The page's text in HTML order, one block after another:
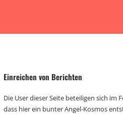
Einreichen von Berichten
Die User dieser Seite beteiligen sich
dass hier ein bunter Angel-Kosmos